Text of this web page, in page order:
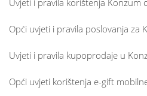
Uvjeti i pravila korištenja Konzum
Opći uvjeti i pravila poslovanja za
Uvjeti i pravila kupoprodaje u
Opći uvjeti korištenja e-gift